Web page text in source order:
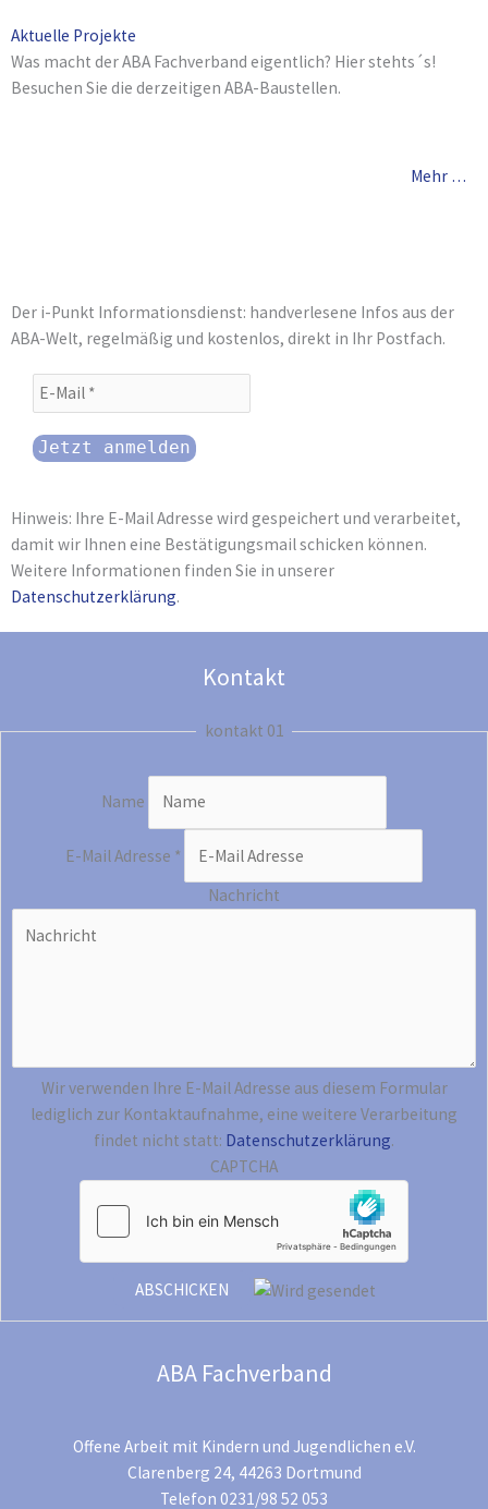
Aktuelle Projekte
Was macht der ABA Fachverband eigentlich? Hier stehts´s!
Besuchen Sie die derzeitigen ABA-Baustellen.
Mehr …
Der i-Punkt Informationsdienst: handverlesene Infos aus der
ABA-Welt, regelmäßig und kostenlos, direkt in Ihr Postfach.
Hinweis: Ihre E-Mail Adresse wird gespeichert und verarbeitet,
damit wir Ihnen eine Bestätigungsmail schicken können.
Weitere Informationen finden Sie in unserer
Datenschutzerklärung.
Kontakt
kontakt 01
Name
E-Mail Adresse *
Nachricht
Wir verwenden Ihre E-Mail Adresse aus diesem Formular
lediglich zur Kontaktaufnahme, eine weitere Verarbeitung
findet nicht statt: Datenschutzerklärung.
CAPTCHA
ABA Fachverband
Offene Arbeit mit Kindern und Jugendlichen e.V.
Clarenberg 24, 44263 Dortmund
Telefon 0231/98 52 053